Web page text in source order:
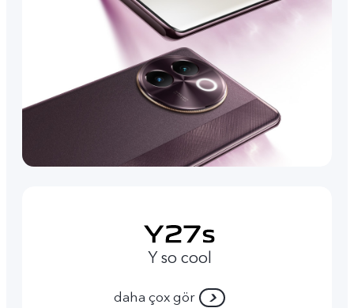
Y so cool
daha çox gör